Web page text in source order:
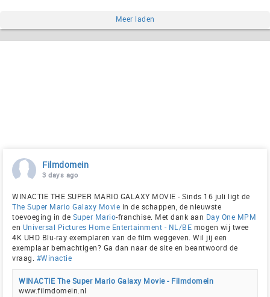
Meer laden
Filmdomein
3 days ago
WINACTIE THE SUPER MARIO GALAXY MOVIE - Sinds 16 juli ligt de
The Super Mario Galaxy Movie in de schappen, de nieuwste
toevoeging in de Super Mario-franchise. Met dank aan Day One MPM
en Universal Pictures Home Entertainment - NL/BE mogen wij twee
4K UHD Blu-ray exemplaren van de film weggeven. Wil jij een
exemplaar bemachtigen? Ga dan naar de site en beantwoord de
vraag. #Winactie
WINACTIE The Super Mario Galaxy Movie - Filmdomein
www.filmdomein.nl